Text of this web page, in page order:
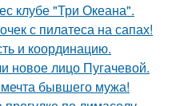
клубе "Три Океана".
с пилатеса на сапах!
и координацию.
новое лицо Пугачевой.
бывшего мужа!